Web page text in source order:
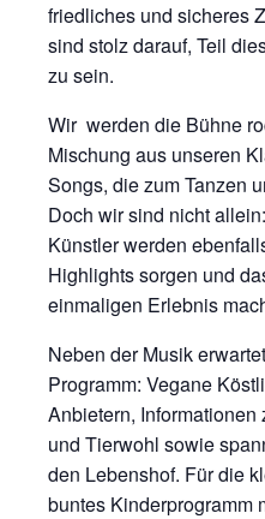
friedliches und sicheres
sind stolz darauf, Teil
zu sein.
Wir werden die Bühne
Mischung aus unseren
Songs, die zum Tanzen
Doch wir sind nicht
Künstler werden
Highlights sorgen und
einmaligen Erlebnis
Neben der Musik
Programm: Vegane
Anbietern,
und Tierwohl sowie
den Lebenshof. Für die
buntes Kinderprogramm